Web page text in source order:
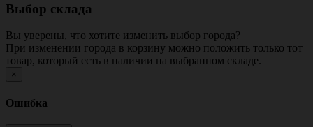
Выбор склада
Вы уверены, что хотите изменить выбор города?
При изменении города в корзину можно положить только тот
товар, который есть в наличии на выбранном складе.
×
Ошибка